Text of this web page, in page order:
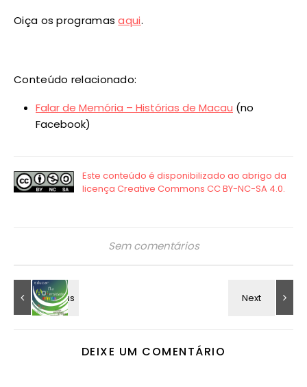
Oiça os programasaqui.
Conteúdo relacionado:
Falar de Memória – Histórias de Macau (no
Facebook)
Sem comentários
DEIXE UM COMENTÁRIO